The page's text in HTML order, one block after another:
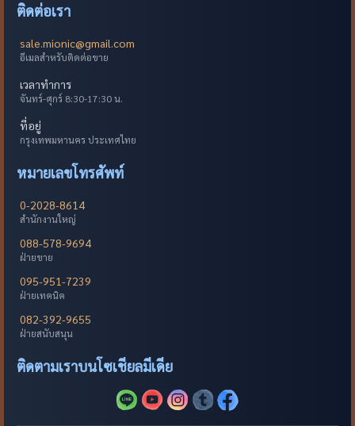
ติดต่อเรา
sale.mionic@gmail.com
อีเมลสำหรับติดต่อขาย
เวลาทำการ
จันทร์-ศุกร์ 8:30-17:30 น.
ที่อยู่
กรุงเทพมหานคร ประเทศไทย
หมายเลขโทรศัพท์
0-2028-8614
สำนักงานใหญ่
088-578-9694
ฝ่ายขาย
095-951-7239
ฝ่ายเทคนิค
082-392-9655
ฝ่ายสนับสนุน
ติดตามเราบนโซเชียลมีเดีย